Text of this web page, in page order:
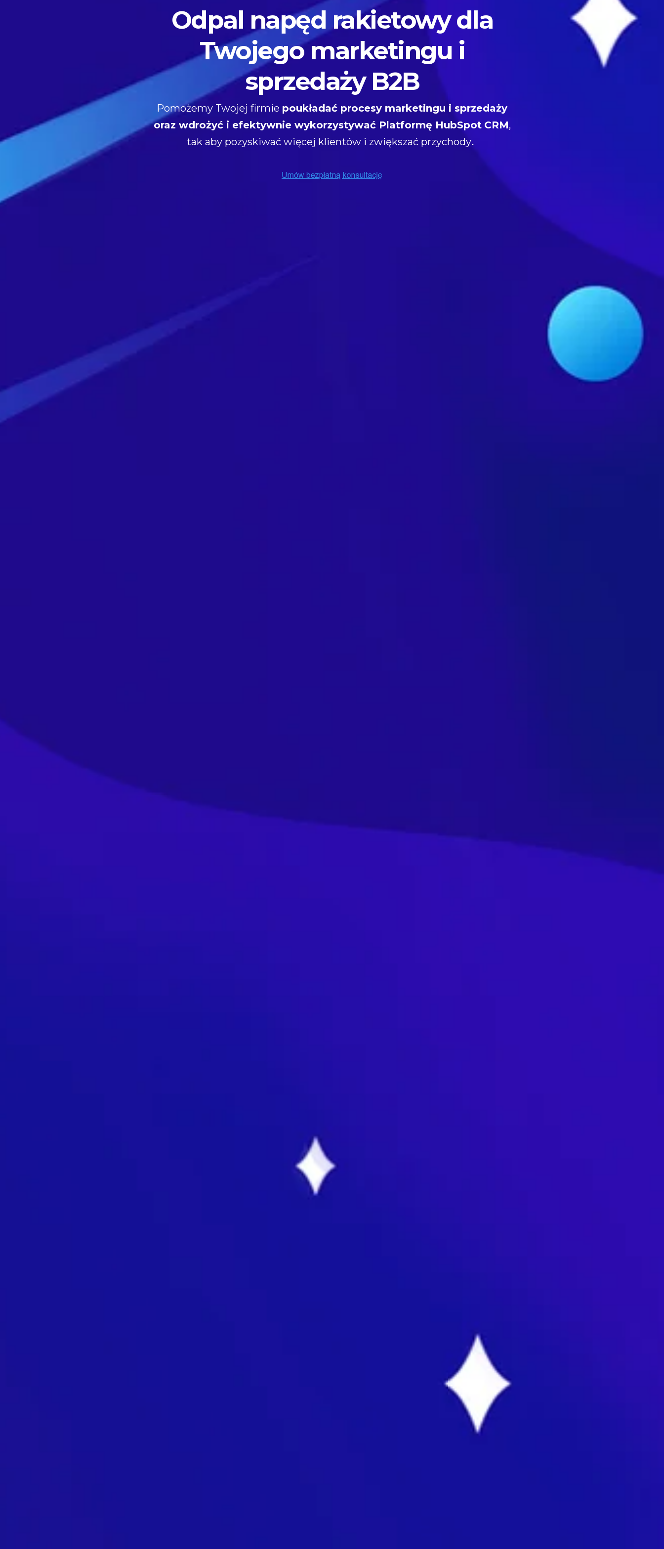
Odpal napęd rakietowy dla
Twojego marketingu i
sprzedaży B2B
Pomożemy Twojej firmie poukładać procesy marketingu i sprzedaży
oraz wdrożyć i efektywnie wykorzystywać Platformę HubSpot CRM,
tak aby pozyskiwać więcej klientów i zwiększać przychody.